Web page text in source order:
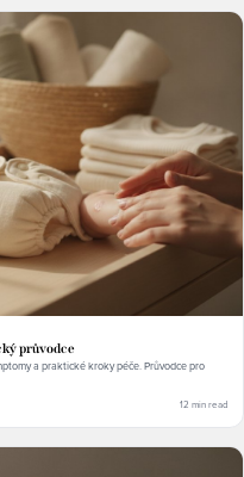
průvodce
a praktické kroky péče. Průvodce pro
12 min read